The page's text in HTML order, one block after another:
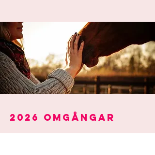
2026 omgångar